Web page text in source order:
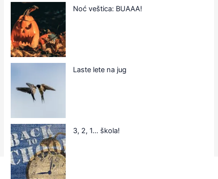
Noć veštica: BUAAA!
Laste lete na jug
3, 2, 1… škola!